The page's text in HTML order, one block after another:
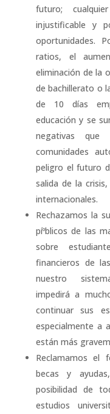
futuro;
injustificable y
oportunidades.
ratios, el
eliminación de la
de bachillerato o
de 10 dí­as
educación y se
negativas que
comunidades
peligro el futuro
salida de la
internacionales.
Rechazamos la
píºblicos de las
sobre
financieros de
nuestro
impedirá a
continuar sus
especialmente a
están más
Reclamamos el
becas y
posibilidad de
estudios